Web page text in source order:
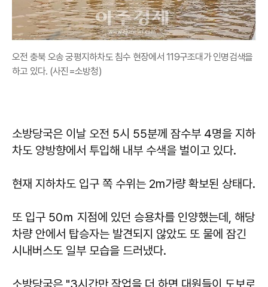
오전 충북 오송 궁평지하차도 침수 현장에서 119구조대가 인명검색을
하고 있다. (사진=소방청)
소방당국은 이날 오전 5시 55분께 잠수부 4명을 지하
차도 양방향에서 투입해 내부 수색을 벌이고 있다.
현재 지하차도 입구 쪽 수위는 2m가량 확보된 상태다.
또 입구 50ｍ 지점에 있던 승용차를 인양했는데, 해당
차량 안에서 탑승자는 발견되지 않았도 또 물에 잠긴
시내버스도 일부 모습을 드러냈다.
소방당국은 "3시간만 작업을 더 하면 대원들이 도보로